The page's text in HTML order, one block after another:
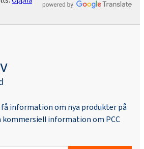
information om nya produkter på
information om PCC